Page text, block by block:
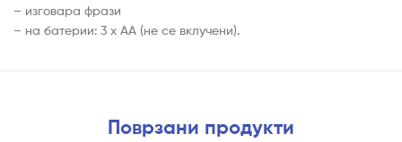
– изговара фрази
– на батерии: 3 x AA (не се вклучени).
Поврзани продукти